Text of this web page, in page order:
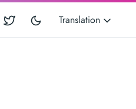
Translation